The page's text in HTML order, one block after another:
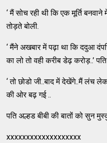
‘ मैं सोच रही थी कि एक मूर्ति बनवाने
तोड़ते बोली.
‘ मैंने अखबार में पढ़ा था कि ददुआ
का लो तो वही करीब डेढ़ करोड़..’
‘ तो छोडो जी..बाद में देखेंगे..मैं लंच
की ओर बढ़ गई ..
पति अल्हड बीबी की बातों को सुन
xxxxxxxxxxxxxxxxxxx